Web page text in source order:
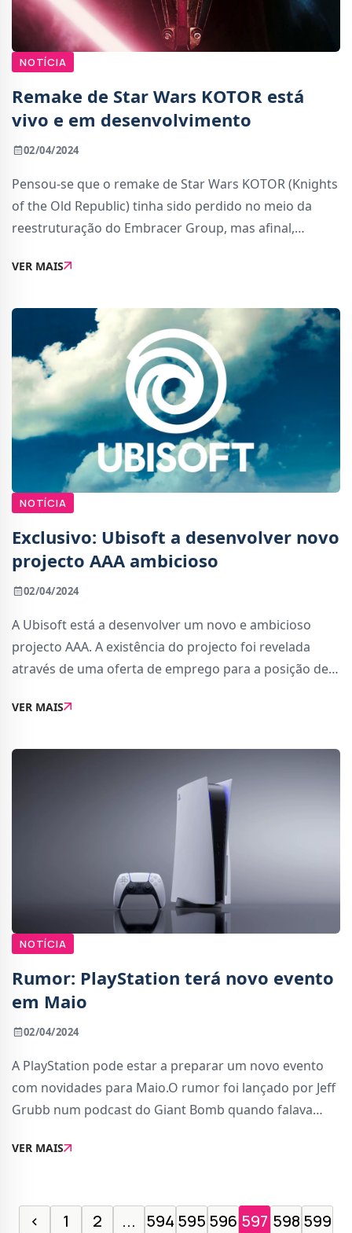
NOTÍCIA
Remake de Star Wars KOTOR está
vivo e em desenvolvimento
02/04/2024
Pensou-se que o remake de Star Wars KOTOR (Knights
of the Old Republic) tinha sido perdido no meio da
reestruturação do Embracer Group, mas afinal,
Saber Interactive, que se separou da Embracer na r
VER MAIS
NOTÍCIA
Exclusivo: Ubisoft a desenvolver novo
projecto AAA ambicioso
02/04/2024
A Ubisoft está a desenvolver um novo e ambicioso
projecto AAA. A existência do projecto foi revelada
através de uma oferta de emprego para a posição de
relacionado com franquias estabelecidas da
VER MAIS
NOTÍCIA
Rumor: PlayStation terá novo evento
em Maio
02/04/2024
A PlayStation pode estar a preparar um novo evento
com novidades para Maio.O rumor foi lançado por Jeff
Grubb num podcast do Giant Bomb quando falava
uma avaliação por parte do ESRB.Grubb, uma fo
VER MAIS
‹ 1 2 ... 594 595 596 597 598 599